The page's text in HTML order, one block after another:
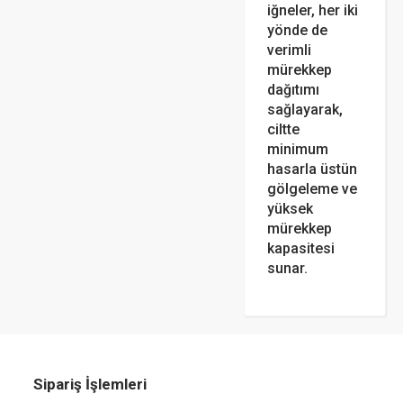
iğneler, her iki
yönde de
verimli
mürekkep
dağıtımı
sağlayarak,
ciltte
minimum
hasarla üstün
gölgeleme ve
yüksek
mürekkep
kapasitesi
sunar.
Sipariş İşlemleri